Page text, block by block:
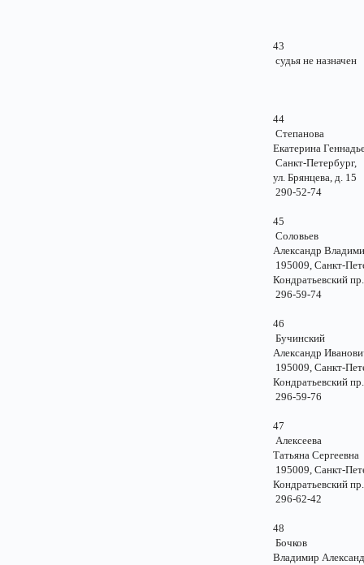
43
судья не
44
Степанова
Екатерина
Санкт-
ул. Брянцева, д.
290-52-74
45
Соловьев
Александр
195009, Санкт-
Кондратьевский
296-59-74
46
Бучинский
Александр
195009, Санкт-
Кондратьевский
296-59-76
47
Алексеева
Татьяна
195009, Санкт-
Кондратьевский
296-62-42
48
Бочков
Владимир